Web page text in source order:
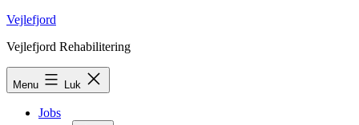
Fortsæt
indhold
Vejlefjord
Vejlefjord Rehabilitering
Menu Luk
Jobs